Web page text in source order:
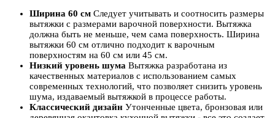
Ширина 60 см Следует учитывать и соотносить размеры
вытяжки с размерами варочной поверхности. Вытяжка
должна быть не меньше, чем сама поверхность. Ширина
вытяжки 60 см отлично подходит к варочным
поверхностям на 60 см или 45 см.
Низкий уровень шума Вытяжка разработана из
качественных материалов с использованием самых
современных технологий, что позволяет снизить уровень
шума, издаваемый вытяжкой в процессе работы.
Классический дизайн Утонченные цвета, бронзовая или